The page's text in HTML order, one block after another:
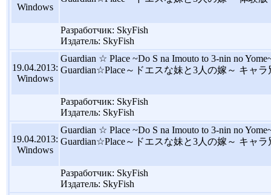
Windows
Разработчик: SkyFish
Издатель: SkyFish
19.04.2013:
Windows
Guardian ☆ Place ~Do S na Imouto to 3-nin no
Guardian☆Place～ドエスな妹と3人の嫁～ キャ
Разработчик: SkyFish
Издатель: SkyFish
19.04.2013:
Windows
Guardian ☆ Place ~Do S na Imouto to 3-nin no
Guardian☆Place～ドエスな妹と3人の嫁～ キャ
Разработчик: SkyFish
Издатель: SkyFish